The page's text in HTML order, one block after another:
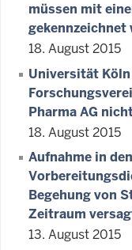
müssen mit
gekennzeichnet
18. August 2015
Universität
Pharma AG
18. August 2015
Aufnahme in
Begehung von
Zeitraum
13. August 2015